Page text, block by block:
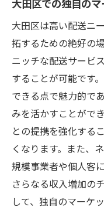
大田区は高い配送ニ
拓するための絶好の
ニッチな配送サービ
することが可能です
できる点で魅力的で
みを活かすことがで
との提携を強化する
くなります。また、
規模事業者や個人客
さらなる収入増加の
して、独自のマーケ